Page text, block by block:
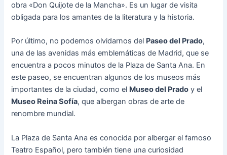
obra «Don Quijote de la Mancha». Es un lugar de visita
obligada para los amantes de la literatura y la historia.
Por último, no podemos olvidarnos del Paseo del Prado,
una de las avenidas más emblemáticas de Madrid, que se
encuentra a pocos minutos de la Plaza de Santa Ana. En
este paseo, se encuentran algunos de los museos más
importantes de la ciudad, como el Museo del Prado y el
Museo Reina Sofía, que albergan obras de arte de
renombre mundial.
La Plaza de Santa Ana es conocida por albergar el famoso
Teatro Español, pero también tiene una curiosidad